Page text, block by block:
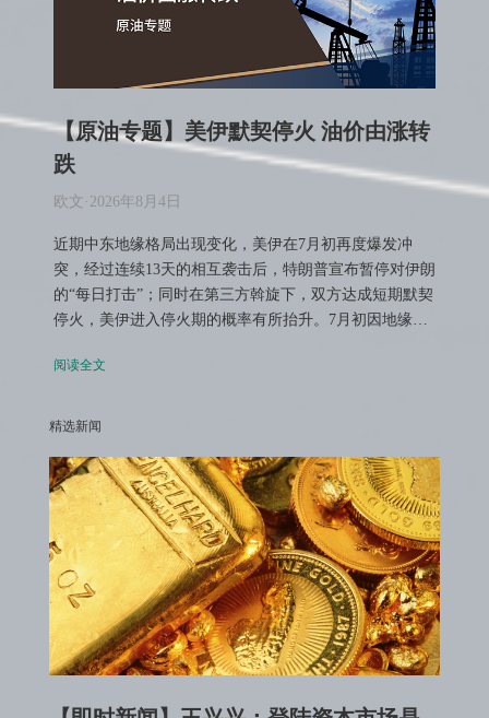
【原油专题】美伊默契停火 油价由涨转
跌
欧文 · 2026年8月4日
近期中东地缘格局出现变化，美伊在7月初再度爆发冲
突，经过连续13天的相互袭击后，特朗普宣布暂停对伊朗
的“每日打击”；同时在第三方斡旋下，双方达成短期默契
停火，美伊进入停火期的概率有所抬升。7月初因地缘…
阅读全文
精选新闻